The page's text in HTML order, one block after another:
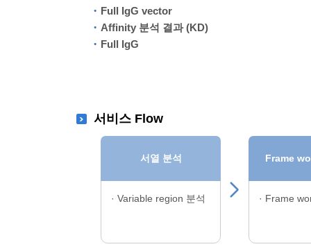
Full IgG vector
Affinity 분석 결과 (KD)
Full IgG
서비스 Flow
서열 분석
· Variable region 분석
Frame
· Frame